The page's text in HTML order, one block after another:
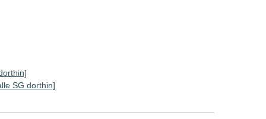
SG dorthin]